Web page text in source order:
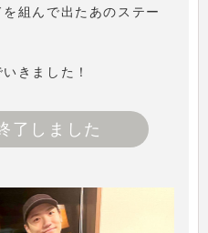
組んで出たあのステー
きました！
了しました